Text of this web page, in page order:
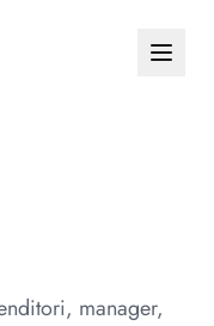
manager,